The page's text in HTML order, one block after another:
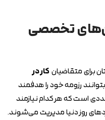
تخصصی
برای متقاضیانکار در
رزومه خود را هدفمند
است که هر کدام نیازمند
روز دنیا مدیریت می‌شوند.